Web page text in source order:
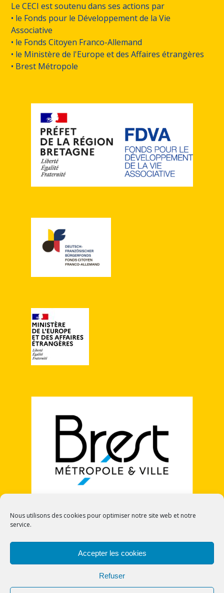
Nous utilisons des cookies pour optimiser notre site web et notre
service.
Accepter les cookies
Refuser
Le CECI est soutenu dans ses actions par
• le Fonds pour le Développement de la Vie
Associative
• le Fonds Citoyen Franco-Allemand
• le Ministère de l'Europe et des Affaires étrangères
• Brest Métropole
POLITIQUE DE COOKIES (UE)